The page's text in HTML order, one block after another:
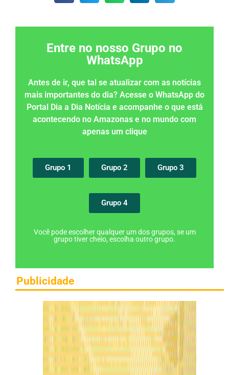
Entre no nosso Grupo no
WhatsApp
Antes de ir, que tal se atualizar com as notícias
mais importantes do dia? Acesse o WhatsApp do
Portal Dia a Dia Notícia e acompanhe o que está
acontecendo no Amazonas e no mundo com
apenas um clique
Grupo 1 Grupo 2 Grupo 3
Grupo 4
Você pode escolher qualquer um dos grupos, se um
grupo tiver cheio, escolha outro grupo.
Publicidade